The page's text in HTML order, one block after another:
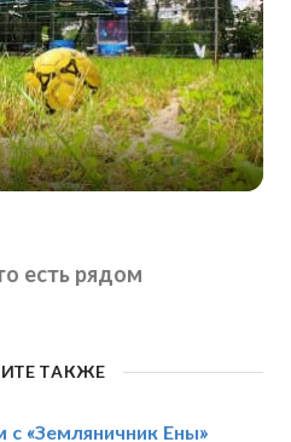
есть рядом
ТАКЖЕ
с «Земляничник Ены»